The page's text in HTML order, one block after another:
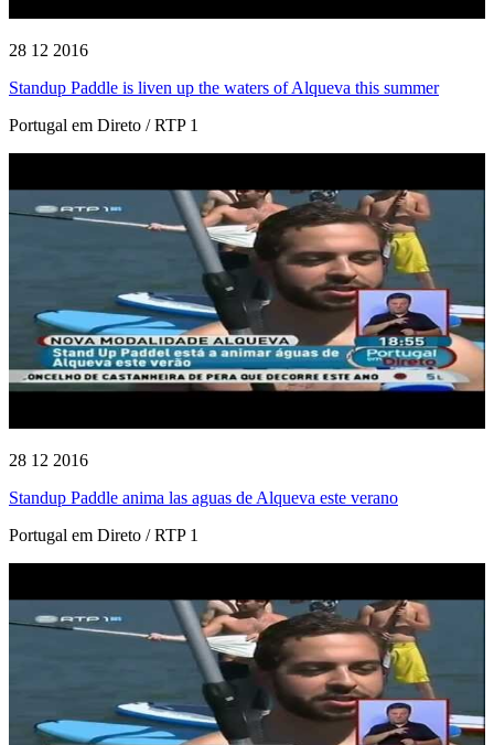
28 12 2016
Standup Paddle is liven up the waters of Alqueva this summer
Portugal em Direto / RTP 1
28 12 2016
Standup Paddle anima las aguas de Alqueva este verano
Portugal em Direto / RTP 1